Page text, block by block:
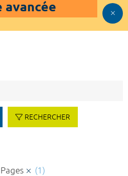
avancée
RECHERCHER
(1)